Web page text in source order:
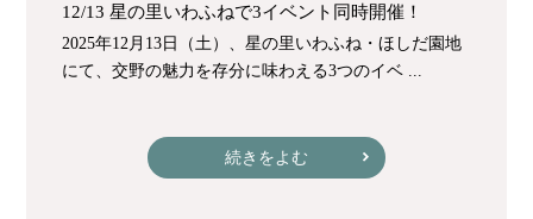
12/13 星の里いわふねで3イベント同時開催！
2025年12月13日（土）、星の里いわふね・ほしだ園地
にて、交野の魅力を存分に味わえる3つのイベ ...
続きをよむ